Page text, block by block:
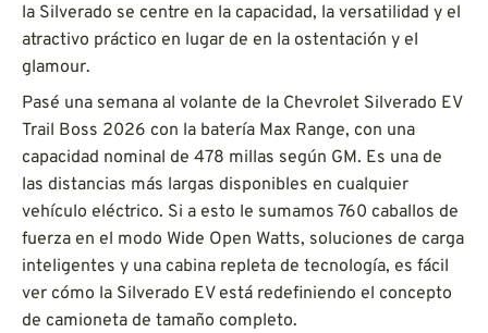
la Silverado se centre en la capacidad, la versatilidad y el
atractivo práctico en lugar de en la ostentación y el
glamour.
Pasé una semana al volante de la Chevrolet Silverado EV
Trail Boss 2026 con la batería Max Range, con una
capacidad nominal de 478 millas según GM. Es una de
las distancias más largas disponibles en cualquier
vehículo eléctrico. Si a esto le sumamos 760 caballos de
fuerza en el modo Wide Open Watts, soluciones de carga
inteligentes y una cabina repleta de tecnología, es fácil
ver cómo la Silverado EV está redefiniendo el concepto
de camioneta de tamaño completo.